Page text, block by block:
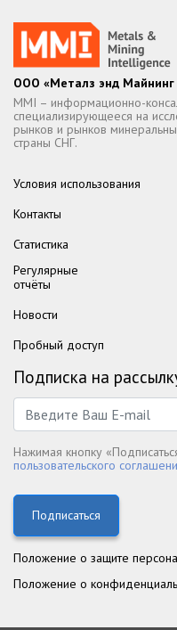
ООО «Металз энд Майнинг
MMI – информационно-
специализирующееся на
рынков и рынков
страны СНГ.
Условия использования
Контакты
Статистика
Регулярные
отчёты
Новости
Пробный доступ
Подписка на
Нажимая кнопку
пользовательского
Подписаться
Положение о защите
Положение о